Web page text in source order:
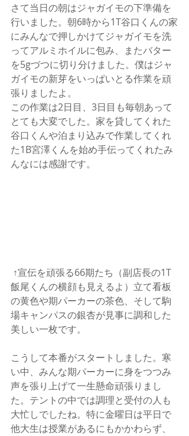
さて当日の朝はジャガイモの下準備を
行いました。朝6時から1T谷口くんの家
にみんなで押しかけてジャガイモを洗
ってアルミホイルに包み、またバター
を5gづつに切り分けました。僕はジャ
ガイモの新芽をいっぱいとる作業を頑
張りましたよ。
この作業は2日目、3日目も毎朝あって
とても大変でした。家を貸してくれた
谷口くんや泊まり込みで作業してくれ
た1B宮澤くんを始め手伝ってくれたみ
んなには感謝です。
飯尾くんの横顔も見えるよ）立て看板
の黄色や期パーカーの茶色、そして駒
場キャンパスの銀杏が見事に調和した
美しい一枚です。
こうして本番がスタートしました。寒
い中、みんな期パーカーに身をつつみ
声を張り上げて一生懸命頑張りまし
た。テントの中では調理と受付の人も
大忙しでしたね。特に金曜日は平日で
他大生は授業があるにもかかわらず、